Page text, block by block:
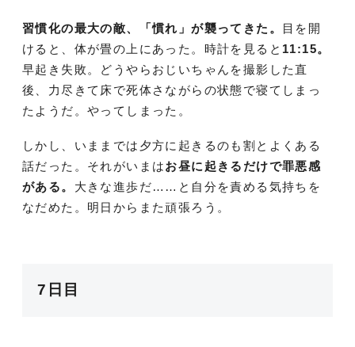
習慣化の最大の敵、「慣れ」が襲ってきた。
目を開
けると、体が畳の上にあった。時計を見ると 11:15。
早起き失敗。どうやらおじいちゃんを撮影した直
後、力尽きて床で死体さながらの状態で寝てしまっ
たようだ。やってしまった。
しかし、いままでは夕方に起きるのも割とよくある
話だった。それがいまはお昼に起きるだけで罪悪感
がある。 大きな進歩だ……と自分を責める気持ちを
なだめた。明日からまた頑張ろう。
7日目